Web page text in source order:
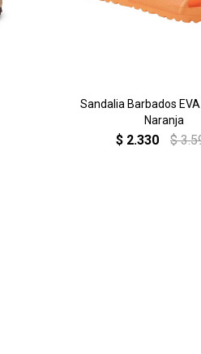
Sandalia Barbados
Naranja
$ 2.330 $